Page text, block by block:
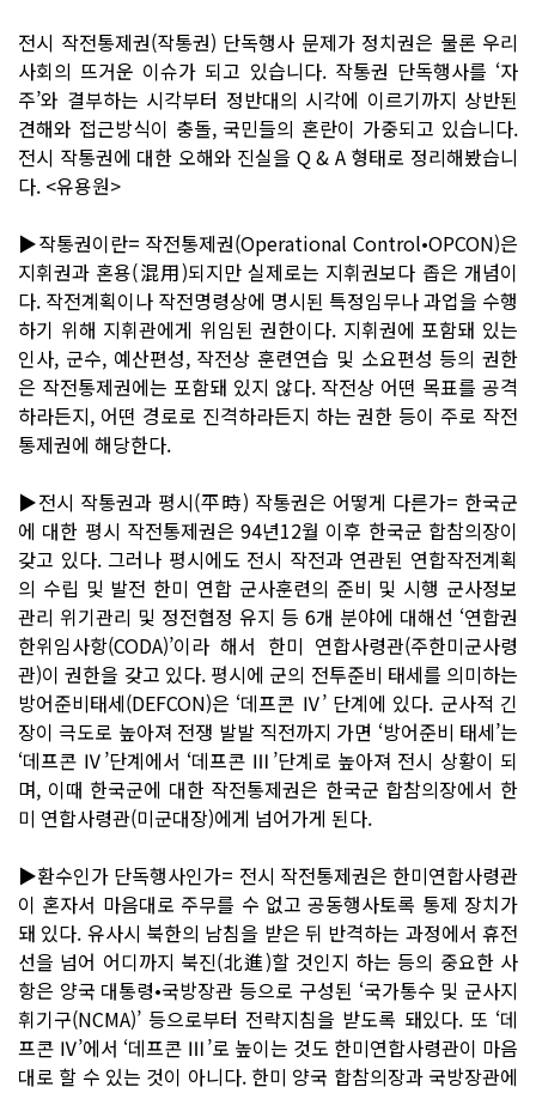
전시 작전통제권(작통권) 단독행사 문제가 정치권은 물론 우리
사회의 뜨거운 이슈가 되고 있습니다. 작통권 단독행사를 ‘자
주’와 결부하는 시각부터 정반대의 시각에 이르기까지 상반된
견해와 접근방식이 충돌, 국민들의 혼란이 가중되고 있습니다.
전시 작통권에 대한 오해와 진실을 Q & A 형태로 정리해봤습니
다. <유용원>
▶작통권이란= 작전통제권(Operational Control•OPCON)은
지휘권과 혼용(混用)되지만 실제로는 지휘권보다 좁은 개념이
다. 작전계획이나 작전명령상에 명시된 특정임무나 과업을 수행
하기 위해 지휘관에게 위임된 권한이다. 지휘권에 포함돼 있는
인사, 군수, 예산편성, 작전상 훈련연습 및 소요편성 등의 권한
은 작전통제권에는 포함돼 있지 않다. 작전상 어떤 목표를 공격
하라든지, 어떤 경로로 진격하라든지 하는 권한 등이 주로 작전
통제권에 해당한다.
▶전시 작통권과 평시(平時) 작통권은 어떻게 다른가= 한국군
에 대한 평시 작전통제권은 94년12월 이후 한국군 합참의장이
갖고 있다. 그러나 평시에도 전시 작전과 연관된 연합작전계획
의 수립 및 발전 한미 연합 군사훈련의 준비 및 시행 군사정보
관리 위기관리 및 정전협정 유지 등 6개 분야에 대해선 ‘연합권
한위임사항(CODA)’이라 해서 한미 연합사령관(주한미군사령
관)이 권한을 갖고 있다. 평시에 군의 전투준비 태세를 의미하는
방어준비태세(DEFCON)은 ‘데프콘 Ⅳ’ 단계에 있다. 군사적 긴
장이 극도로 높아져 전쟁 발발 직전까지 가면 ‘방어준비 태세’는
‘데프콘 Ⅳ’단계에서 ‘데프콘 Ⅲ’단계로 높아져 전시 상황이 되
며, 이때 한국군에 대한 작전통제권은 한국군 합참의장에서 한
미 연합사령관(미군대장)에게 넘어가게 된다.
▶환수인가 단독행사인가= 전시 작전통제권은 한미연합사령관
이 혼자서 마음대로 주무를 수 없고 공동행사토록 통제 장치가
돼 있다. 유사시 북한의 남침을 받은 뒤 반격하는 과정에서 휴전
선을 넘어 어디까지 북진(北進)할 것인지 하는 등의 중요한 사
항은 양국 대통령•국방장관 등으로 구성된 ‘국가통수 및 군사지
휘기구(NCMA)’ 등으로부터 전략지침을 받도록 돼있다. 또 ‘데
프콘 Ⅳ’에서 ‘데프콘 Ⅲ’로 높이는 것도 한미연합사령관이 마음
대로 할 수 있는 것이 아니다. 한미 양국 합참의장과 국방장관에